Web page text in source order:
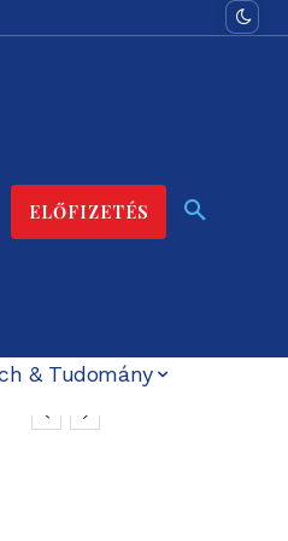
ELŐFIZETÉS
& Tudomány